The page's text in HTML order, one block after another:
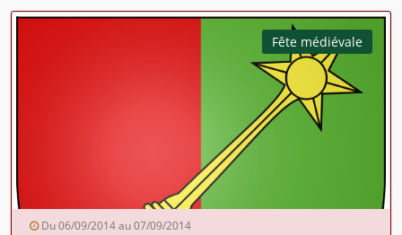
Fête médiévale
Du 06/09/2014 au 07/09/2014